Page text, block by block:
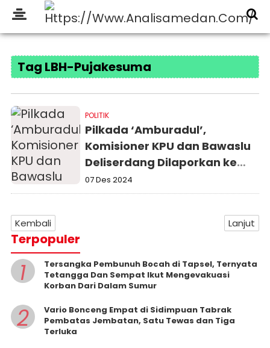
Tag LBH-Pujakesuma
POLITIK
Pilkada ‘Amburadul’,
Komisioner KPU dan Bawaslu
Deliserdang Dilaporkan ke
DKPP
07 Des 2024
Kembali Lanjut
Terpopuler
1
Tersangka Pembunuh Bocah di Tapsel, Ternyata
Tetangga Dan Sempat Ikut Mengevakuasi
Korban Dari Dalam Sumur
2
Vario Bonceng Empat di Sidimpuan Tabrak
Pembatas Jembatan, Satu Tewas dan Tiga
Terluka